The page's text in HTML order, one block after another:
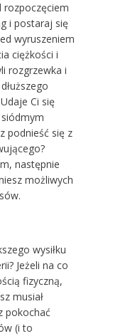
rozpoczęciem
i postaraj się
wyruszeniem
ciężkości i
rozgrzewka i
Ci się
podnieść się z
następnie
możliwych
wysiłku
Jeżeli na co
fizyczną,
musiał
pokochać
(i to